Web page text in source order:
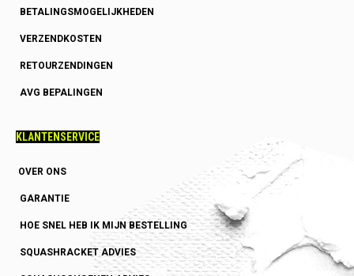
BETALINGSMOGELIJKHEDEN
VERZENDKOSTEN
RETOURZENDINGEN
AVG BEPALINGEN
KLANTENSERVICE
OVER ONS
GARANTIE
HOE SNEL HEB IK MIJN BESTELLING
SQUASHRACKET ADVIES